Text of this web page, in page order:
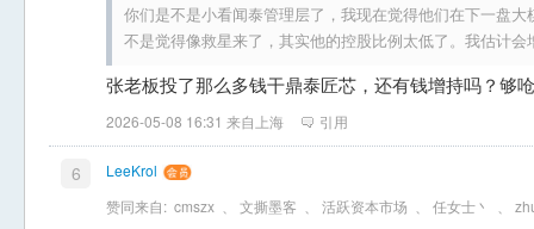
你们是不是小看闻泰管理层了，我现在觉得他们在下一盘
不是觉得像救星来了，其实他的控股比例太低了。我估计
张老板投了那么多钱干鼎泰匠芯，还有钱增持吗？够呛
2026-05-08 16:31 来自上海 引用
6
LeeKrol
赞同来自: cmszx 文撕墨客 活跃资本市场 任女士丶